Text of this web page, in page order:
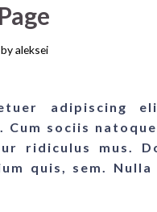
byaleksei
adipiscing
Cum sociis
ridiculus mus.
quis, sem. Nulla